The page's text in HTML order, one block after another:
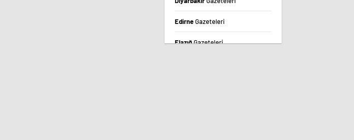
EdirneGazeteleri
ElazığGazeteleri